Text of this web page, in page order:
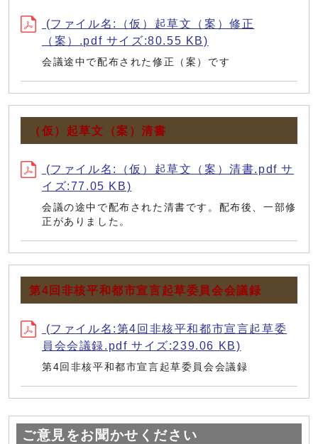
(ファイル名:（仮）起草文（案）修正
（案）.pdf サイズ:80.55 KB)
会議途中で配布された修正（案）です
（仮）起草文（案）清書
(ファイル名:（仮）起草文（案）清書.pdf サ
イズ:77.05 KB)
会議の途中で配布された清書です。配布後、一部修
正がありました。
第4回非核平和都市宣言起草委員会会議録
(ファイル名:第4回非核平和都市宣言起草委
員会会議録.pdf サイズ:239.06 KB)
第4回非核平和都市宣言起草委員会会議録
ご意見をお聞かせください